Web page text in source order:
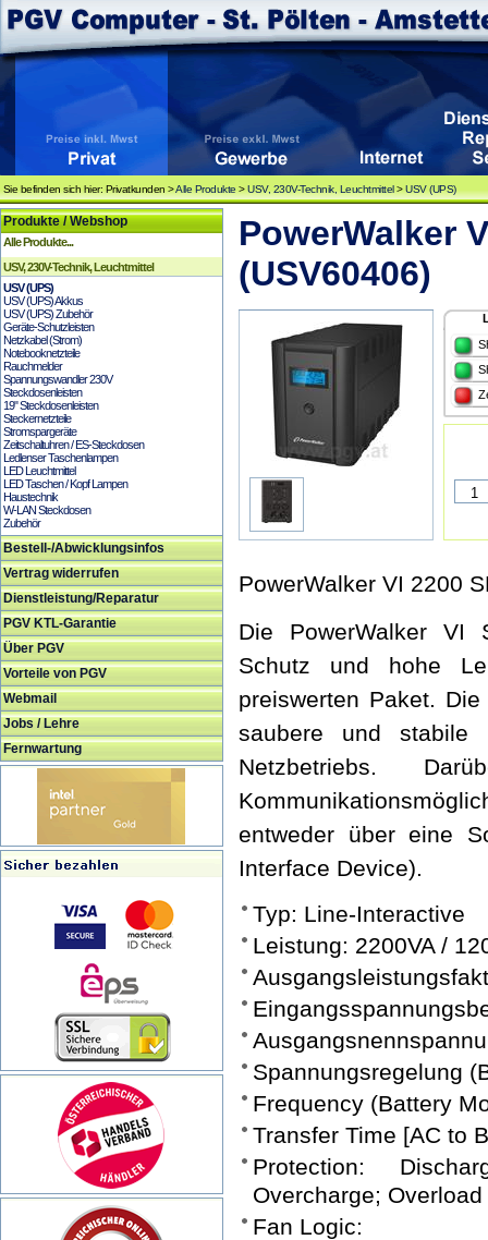
Sie befinden sich hier: Privatkunden >Alle Produkte >USV, 230V-Technik, Leuchtmittel>USV (UPS)
Produkte / Webshop
Alle Produkte...
USV, 230V-Technik, Leuchtmittel
USV (UPS)
USV (UPS) Akkus
USV (UPS) Zubehör
Geräte-Schutzleisten
Netzkabel (Strom)
Notebooknetzteile
Rauchmelder
Spannungswandler 230V
Steckdosenleisten
19" Steckdosenleisten
Steckernetzteile
Stromspargeräte
Zeitschaltuhren / ES-Steckdosen
Ledlenser Taschenlampen
LED Leuchtmittel
LED Taschen / Kopf Lampen
Haustechnik
W-LAN Steckdosen
Zubehör
Bestell-/Abwicklungsinfos
Vertrag widerrufen
Dienstleistung/Reparatur
PGV KTL-Garantie
Über PGV
Vorteile von PGV
Webmail
Jobs / Lehre
Fernwartung
PowerWalker
(USV60406)
PowerWalker VI 2200
Die PowerWalker VI
Schutz und hohe
preiswerten Paket.
saubere und stabile
Netzbetriebs.
entweder über eine
Interface Device).
Typ: Line-Interactive
Leistung: 2200VA /
Spannungsregelung
Frequency (Battery
Transfer Time [AC to
Protection:
Overcharge; Overload
Fan Logic: